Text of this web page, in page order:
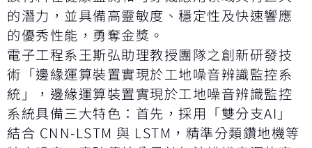
的潛力，並具備高靈敏度、穩定性及快速響應
的優秀性能，勇奪金獎。
電子工程系王斯弘助理教授團隊之創新研發技
術「邊緣運算裝置實現於工地噪音辨識監控系
統」，邊緣運算裝置實現於工地噪音辨識監控
系統具備三大特色：首先，採用「雙分支AI」
結合 CNN-LSTM 與 LSTM，精準分類鑽地機等